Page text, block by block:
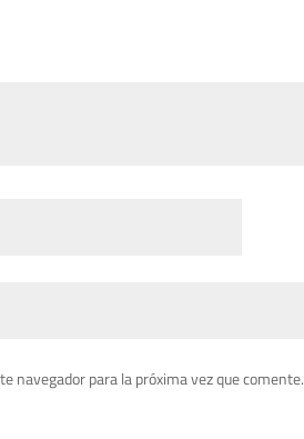
navegador para la próxima vez que comente.